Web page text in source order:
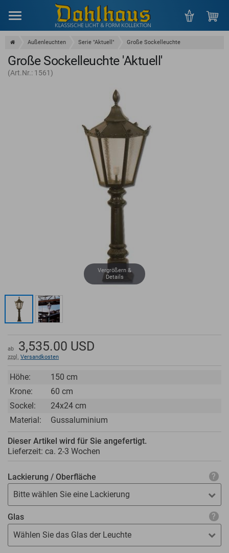
Außenleuchten Serie "Aktuell" Große Sockelleuchte
Große Sockelleuchte 'Aktuell'
(Art.Nr.: 1561)
Vergrößern &
Details
ab 3,535.00 USD
zzgl. Versandkosten
Höhe:
150 cm
Krone:
60 cm
Sockel:
24x24 cm
Material:
Gussaluminium
Dieser Artikel wird für Sie angefertigt.
Lieferzeit: ca. 2-3 Wochen
Lackierung / Oberfläche
Bitte wählen Sie eine Lackierung
Glas
Wählen Sie das Glas der Leuchte